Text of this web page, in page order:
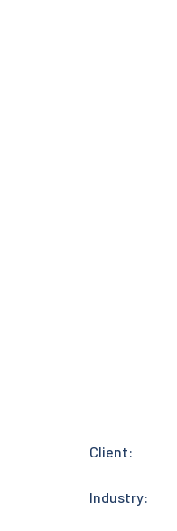
Client:
Industry: